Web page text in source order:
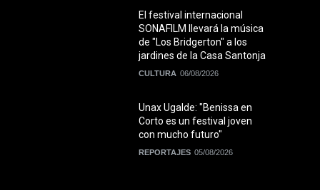
El festival internacional
SONAFILM llevará la música
de "Los Bridgerton" a los
jardines de la Casa Santonja
CULTURA 06/08/2026
Unax Ugalde: "Benissa en
Corto es un festival joven
con mucho futuro"
REPORTAJES 05/08/2026